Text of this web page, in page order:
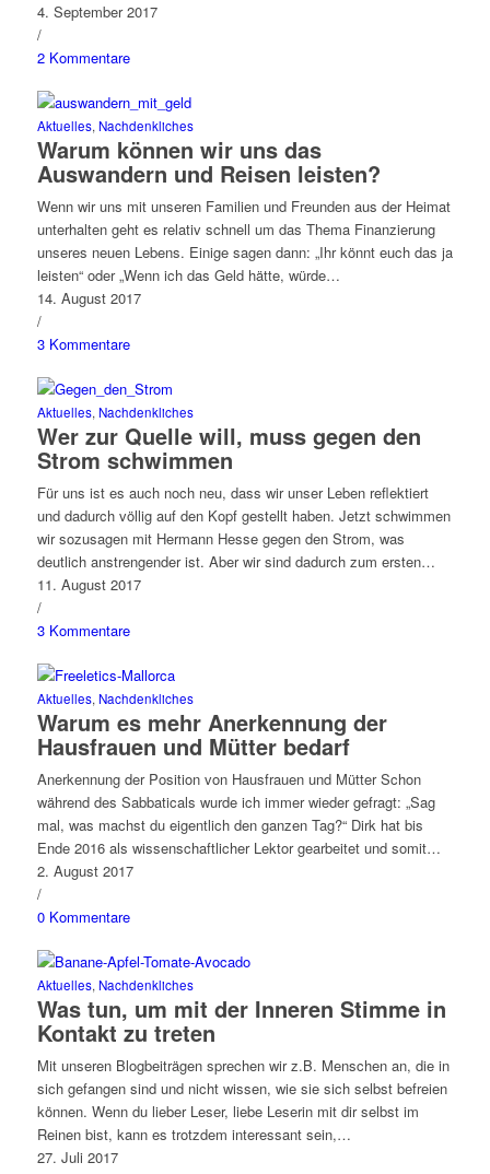
4. September 2017
/
2 Kommentare
Aktuelles, Nachdenkliches
Warum können wir uns das
Auswandern und Reisen leisten?
Wenn wir uns mit unseren Familien und Freunden aus der Heimat
unterhalten geht es relativ schnell um das Thema Finanzierung
unseres neuen Lebens. Einige sagen dann: „Ihr könnt euch das ja
leisten“ oder „Wenn ich das Geld hätte, würde…
14. August 2017
/
3 Kommentare
Aktuelles, Nachdenkliches
Wer zur Quelle will, muss gegen den
Strom schwimmen
Für uns ist es auch noch neu, dass wir unser Leben reflektiert
und dadurch völlig auf den Kopf gestellt haben. Jetzt schwimmen
wir sozusagen mit Hermann Hesse gegen den Strom, was
deutlich anstrengender ist. Aber wir sind dadurch zum ersten…
11. August 2017
/
3 Kommentare
Aktuelles, Nachdenkliches
Warum es mehr Anerkennung der
Hausfrauen und Mütter bedarf
Anerkennung der Position von Hausfrauen und Mütter Schon
während des Sabbaticals wurde ich immer wieder gefragt: „Sag
mal, was machst du eigentlich den ganzen Tag?“ Dirk hat bis
Ende 2016 als wissenschaftlicher Lektor gearbeitet und somit…
2. August 2017
/
0 Kommentare
Aktuelles, Nachdenkliches
Was tun, um mit der Inneren Stimme in
Kontakt zu treten
Mit unseren Blogbeiträgen sprechen wir z.B. Menschen an, die in
sich gefangen sind und nicht wissen, wie sie sich selbst befreien
können. Wenn du lieber Leser, liebe Leserin mit dir selbst im
Reinen bist, kann es trotzdem interessant sein,…
27. Juli 2017